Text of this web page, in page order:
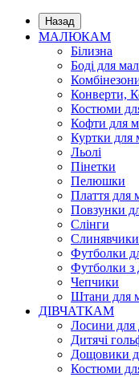
Назад
МАЛЮКАМ
Білизна
Боді для
Конверти,
Костюми
Кофти для
Куртки для
Льолі
Пінетки
Пелюшки
Плаття для
Повзунки
Слінги
Футболки
Футболки з
Чепчики
Штани для
ДІВЧАТКАМ
Лосини для
Дитячі
Дощовики
Костюми